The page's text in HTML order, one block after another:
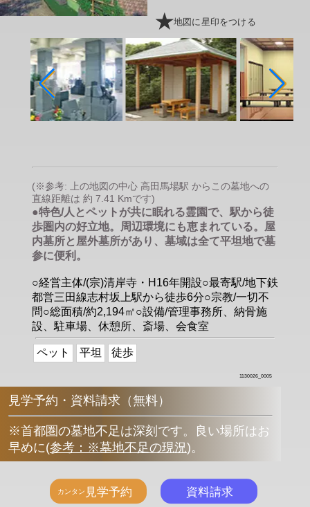
地図に星印をつける
(※参考: 上の地図の中心 高田馬場駅 からこの墓地への
直線距離は 約 7.41 Kmです)
●特色/人とペットが共に眠れる霊園で、駅から徒
歩圏内の好立地。周辺環境にも恵まれている。屋
内墓所と屋外墓所があり、墓域は全て平坦地で墓
参に便利。
○経営主体/(宗)清岸寺・H16年開設○最寄駅/地下鉄
都営三田線志村坂上駅から徒歩6分○宗教/一切不
問○総面積/約2,194㎡○設備/管理事務所、納骨施
設、駐車場、休憩所、斎場、会食室
ペット 平坦 徒歩
1130026_0005
見学予約・資料請求（無料）
※首都圏の墓地不足は深刻です。良い場所はお
早めに(参考：※墓地不足の現況)。